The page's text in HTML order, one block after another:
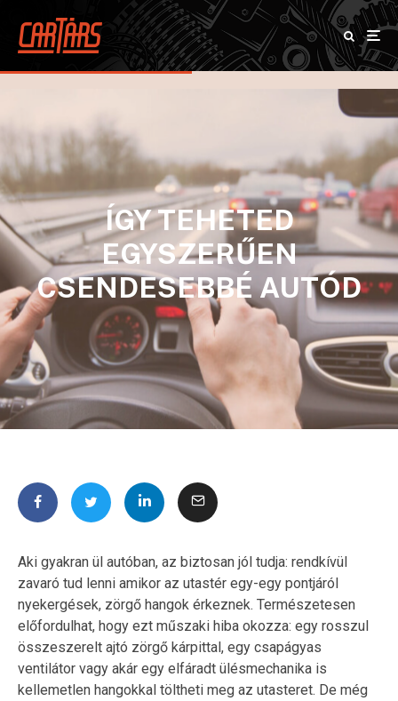
ÍGY TEHETED
EGYSZERŰEN
CSENDESEBBÉ AUTÓD
Aki gyakran ül autóban, az biztosan jól tudja: rendkívül
zavaró tud lenni amikor az utastér egy-egy pontjáról
nyekergések, zörgő hangok érkeznek. Természetesen
előfordulhat, hogy ezt műszaki hiba okozza: egy rosszul
összeszerelt ajtó zörgő kárpittal, egy csapágyas
ventilátor vagy akár egy elfáradt ülésmechanika is
kellemetlen hangokkal töltheti meg az utasteret. De még